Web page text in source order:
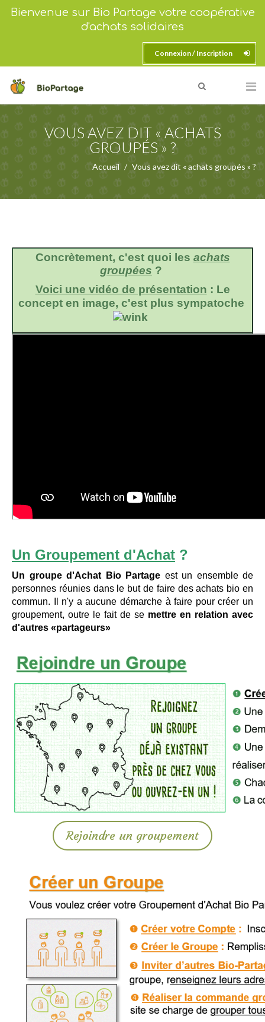
Bienvenue sur Bio Partage votre coopérative
d'achats solidaires
Connexion / Inscription
VOUS AVEZ DIT « ACHATS
GROUPÉS » ?
Accueil Vous avez dit « achats groupés » ?
Concrètement, c'est quoi les achats
groupées ?
Voici une vidéo de présentation : Le
concept en image, c'est plus sympatoche
Un Groupement d'Achat ?
Un groupe d'Achat Bio Partage est un ensemble de
personnes réunies dans le but de faire des achats bio en
commun.
Il n'y a aucune démarche à faire pour créer un
groupement, outre le fait de se mettre en relation avec
d'autres «partageurs»
Rejoindre un groupement